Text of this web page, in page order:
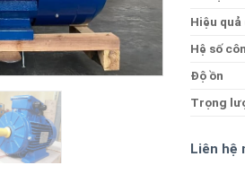
Hiệu quả
Hệ số côn
Độ ồn
Trọng
Liên hệ